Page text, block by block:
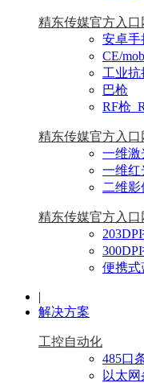
精东传媒官方入
安卓手
CE/
工业抗
巴枪
RF枪
精东传媒官方入
一维激
一维红
二维
精东传媒官方入
便携式
|
解决方案
工控自动化
485口
以太网